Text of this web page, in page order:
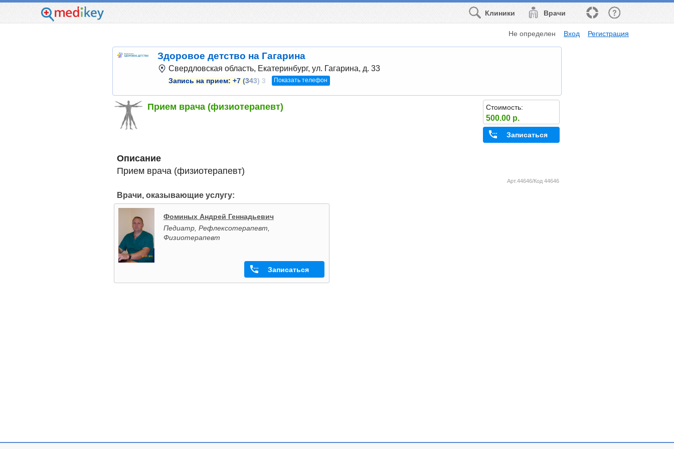
Врачи
Клиники
Не определен Вход Регистрация
Здоровое детство на Гагарина
Свердловская область, Екатеринбург, ул. Гагарина, д. 33
Запись на прием: +7 (343) 3 Показать телефон
Прием врача (физиотерапевт) Стоимость:
500.00 р.
Записаться
Описание
Прием врача (физиотерапевт)
Арт.44646/Код 44646
Врачи, оказывающие услугу:
Фоминых Андрей Геннадьевич
Педиатр, Рефлексотерапевт,
Физиотерапевт
Записаться